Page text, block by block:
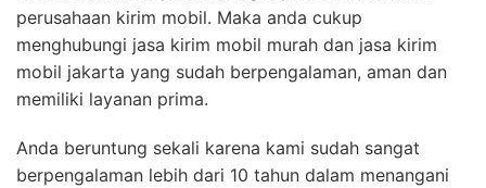
perusahaan kirim mobil. Maka anda cukup
menghubungi jasa kirim mobil murah dan jasa kirim
mobil jakarta yang sudah berpengalaman, aman dan
memiliki layanan prima.
Anda beruntung sekali karena kami sudah sangat
berpengalaman lebih dari 10 tahun dalam menangani